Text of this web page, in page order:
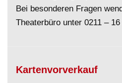
Bei besonderen Fragen
Theaterbüro unter0211 –
Kartenvorverkauf